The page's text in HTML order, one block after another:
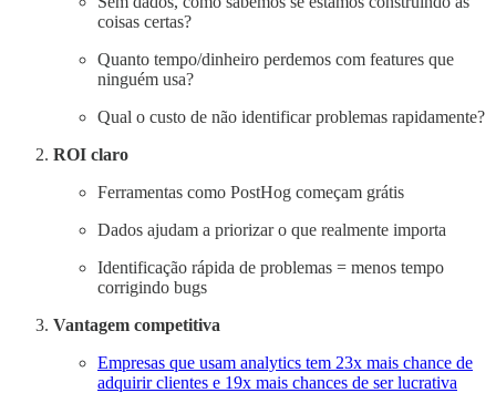
coisas certas?
Quanto tempo/dinheiro perdemos com features que
ninguém usa?
Qual o custo de não identificar problemas rapidamente?
ROI claro
Ferramentas como PostHog começam grátis
Dados ajudam a priorizar o que realmente importa
Identificação rápida de problemas = menos tempo
corrigindo bugs
Vantagem competitiva
Empresas que usam analytics tem 23x mais chance de
adquirir clientes e 19x mais chances de ser lucrativa